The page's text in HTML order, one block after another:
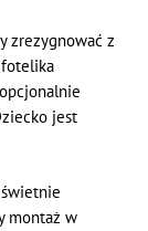
zrezygnować z
jest
montaż w